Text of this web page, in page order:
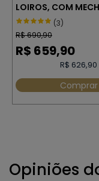
LOIROS, COM
DANIFICADOS
(3)
R$690,90
R$ 659,90
R$ 626,90
Comprar
Opiniões